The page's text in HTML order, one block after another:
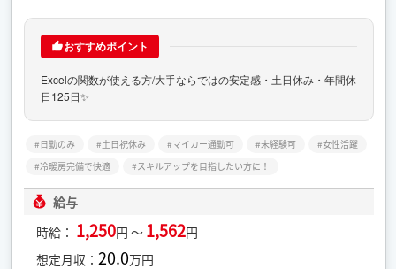
おすすめポイント
Excelの関数が使える方/大手ならではの安定感・土日休み・年間休
日125日✨
日勤のみ 土日祝休み マイカー通勤可 未経験可
女性活躍
冷暖房完備で快適
スキルアップを目指したい方に！
給与
時給： 1,250円 ～ 1,562円
想定月収：20.0万円